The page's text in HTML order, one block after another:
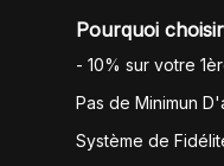
Pourquoi
- 10% sur votre
Pas de Minimun
Système de